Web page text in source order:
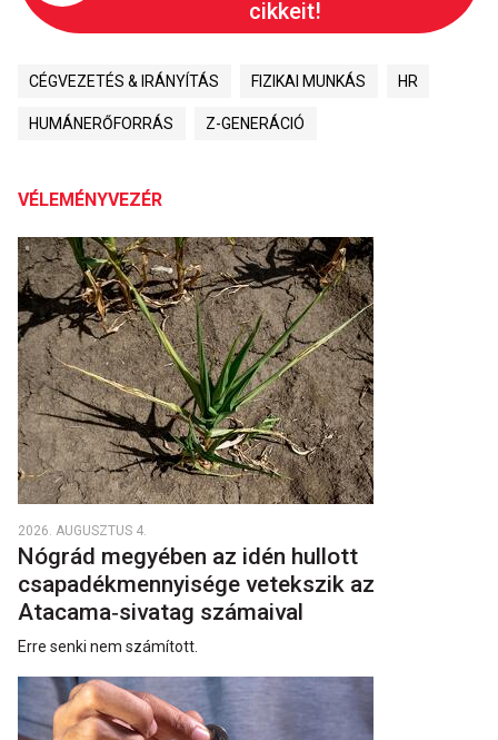
cikkeit!
CÉGVEZETÉS & IRÁNYÍTÁS FIZIKAI MUNKÁS HR
HUMÁNERŐFORRÁS Z-GENERÁCIÓ
VÉLEMÉNYVEZÉR
2026. AUGUSZTUS 4.
Nógrád megyében az idén hullott
csapadékmennyisége vetekszik az
Atacama‑sivatag számaival
Erre senki nem számított.